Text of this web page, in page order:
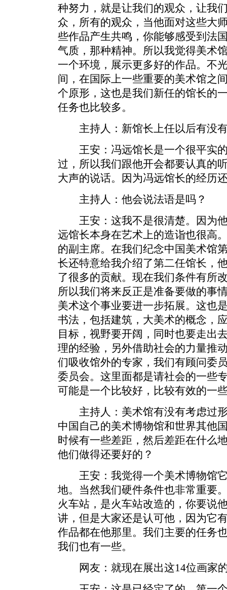
种努力，就是让我们的观众，让我
众，所有的观众，当他面对这些大
些作品产生共鸣，你能够感受到法
气质，那种精神。所以我觉得美术
一个环境，展示更多好的作品。不
间，在国际上一些重要的美术馆之
个原形，这也是我们新任的馆长的
任务也比较多。
主持人：新馆长上任以后有没有
王安：冯远馆长是一个很平实的
过，所以我们跟他开会都要认真的
大声的说话。因为冯远馆长的经历
主持人：他会说法语是吗？
王安：这我不是很清楚。因为他
远馆长本身在艺术上的造诣也很高
的副主席。在我们纪念中国美术馆
长还特意给我介绍了第二任馆长，
了很多的贡献。现在我们条件有所
所以我们将来反正是准备要做的事
美术这个事业要进一步拓展。这也
书法，包括建筑，大美术的概念，
目标，视野要开阔，同时也要走出
理的经验，另外借助社会的力量推
们吸收馆外的专家，我们有顾问委
委员会。这里面都是请社会的一些
可能是一个比较好，比较有效的一
主持人：美术馆有没有考虑过形
中国自己的美术博物馆和世界其他
时候有一些差距，然后差距在什么
他们做得还要好的？
王安：我觉得一个美术博物馆它
地。当然我们硬件条件也非常重要
火车站，是火车站改造的，你要说
讲，但是大家还是认可他，因为它
作品都在他那里。我们主要的任务
我们也有一些。
网友：就现在展出这14位画家的